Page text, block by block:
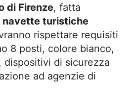
di Firenze, fatta
navette turistiche
rispettare requisiti
8 posti, colore bianco,
dispositivi di sicurezza
ad agenzie di